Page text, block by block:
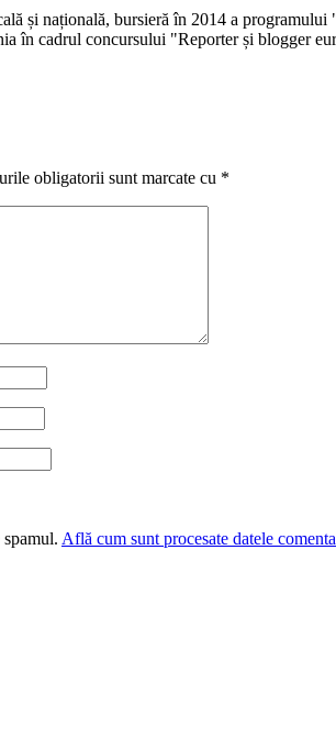
și națională, bursieră în 2014 a
în cadrul concursului "Reporter și blogger
obligatorii sunt marcate cu *
Află cum sunt procesate datele